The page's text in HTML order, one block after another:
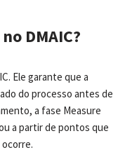
DMAIC?
Ele garante que a
do processo antes de
a fase Measure
a partir de pontos que